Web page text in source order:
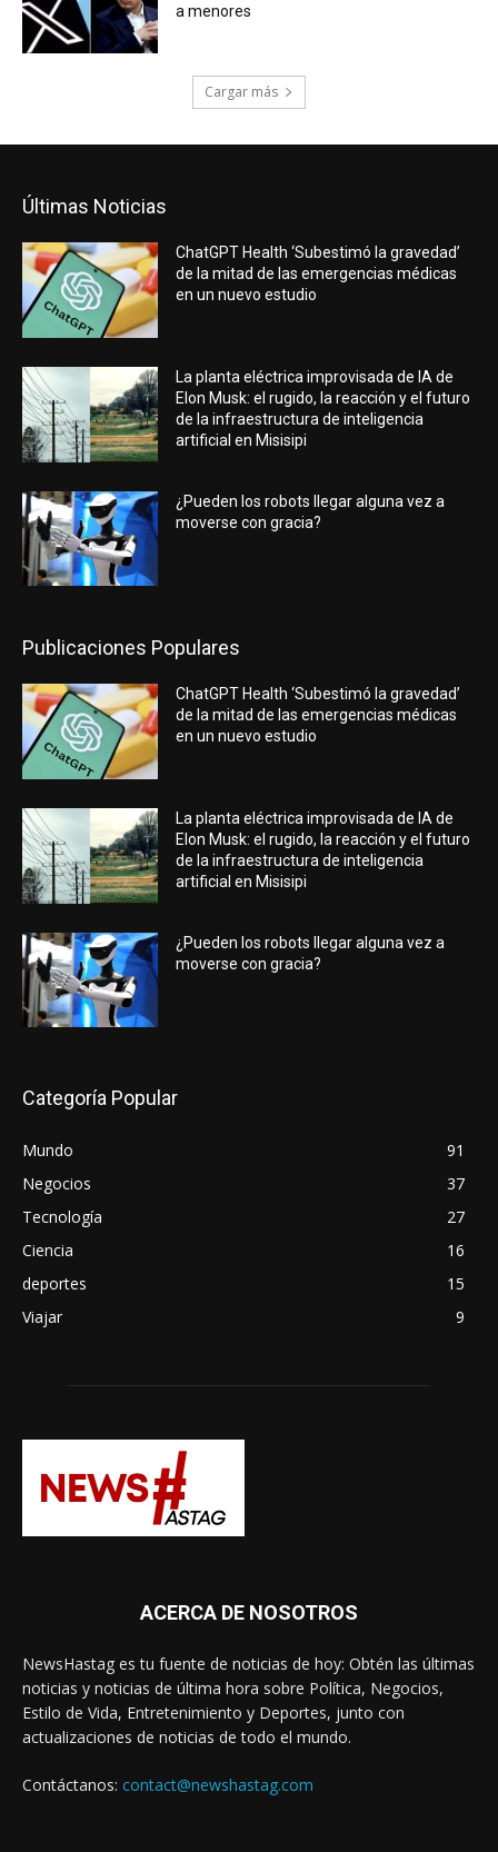
a menores
Cargar más
Últimas Noticias
ChatGPT Health ‘Subestimó la gravedad’
de la mitad de las emergencias médicas
en un nuevo estudio
La planta eléctrica improvisada de IA de
Elon Musk: el rugido, la reacción y el futuro
de la infraestructura de inteligencia
artificial en Misisipi
¿Pueden los robots llegar alguna vez a
moverse con gracia?
Publicaciones Populares
ChatGPT Health ‘Subestimó la gravedad’
de la mitad de las emergencias médicas
en un nuevo estudio
La planta eléctrica improvisada de IA de
Elon Musk: el rugido, la reacción y el futuro
de la infraestructura de inteligencia
artificial en Misisipi
¿Pueden los robots llegar alguna vez a
moverse con gracia?
Categoría Popular
Mundo
91
Negocios
37
Tecnología
27
Ciencia
16
deportes
15
Viajar
9
ACERCA DE NOSOTROS
NewsHastag es tu fuente de noticias de hoy: Obtén las últimas
noticias y noticias de última hora sobre Política, Negocios,
Estilo de Vida, Entretenimiento y Deportes, junto con
actualizaciones de noticias de todo el mundo.
Contáctanos: contact@newshastag.com